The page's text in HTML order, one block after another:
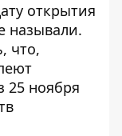
открытия
называли.
что,
25 ноября